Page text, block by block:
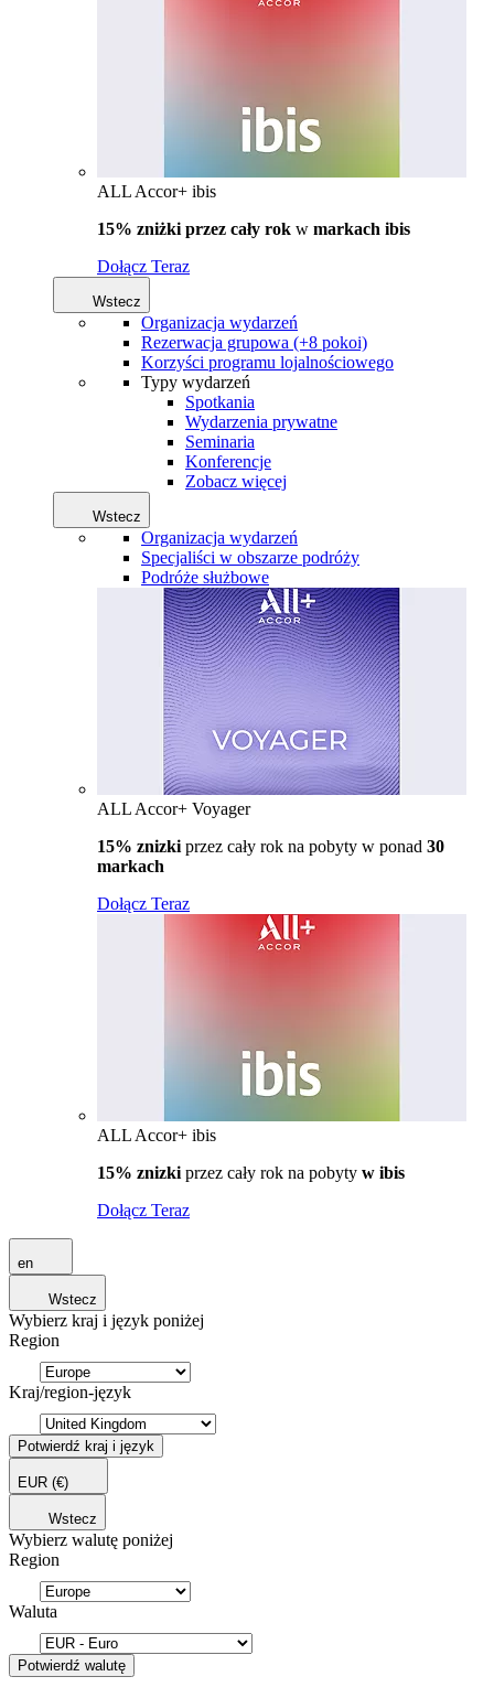
ALL Accor+ ibis
15% zniżki przez cały rok w markach ibis
Dołącz Teraz
Wstecz
Organizacja wydarzeń
Rezerwacja grupowa (+8 pokoi)
Korzyści programu lojalnościowego
Typy wydarzeń
Spotkania
Wydarzenia prywatne
Seminaria
Konferencje
Zobacz więcej
Wstecz
Organizacja wydarzeń
Specjaliści w obszarze podróży
Podróże służbowe
ALL Accor+ Voyager
15% znizki przez cały rok na pobyty w ponad 30
markach
Dołącz Teraz
ALL Accor+ ibis
15% znizki przez cały rok na pobyty w ibis
Dołącz Teraz
en
Wstecz
Wybierz kraj i język poniżej
Region
Kraj/region-język
Potwierdź kraj i język
EUR (€)
Wstecz
Wybierz walutę poniżej
Region
Waluta
Potwierdź walutę